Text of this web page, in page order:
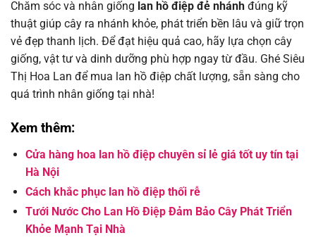
Chăm sóc và nhân giống lan hồ điệp đẻ nhánh đúng kỹ
thuật giúp cây ra nhánh khỏe, phát triển bền lâu và giữ trọn
vẻ đẹp thanh lịch. Để đạt hiệu quả cao, hãy lựa chọn cây
giống, vật tư và dinh dưỡng phù hợp ngay từ đầu. Ghé Siêu
Thị Hoa Lan để mua lan hồ điệp chất lượng, sẵn sàng cho
quá trình nhân giống tại nhà!
Xem thêm:
Cửa hàng hoa lan hồ điệp chuyên sỉ lẻ giá tốt uy tín tại
Hà Nội
Cách khắc phục lan hồ điệp thối rễ
Tưới Nước Cho Lan Hồ Điệp Đảm Bảo Cây Phát Triển
Khỏe Mạnh Tại Nhà